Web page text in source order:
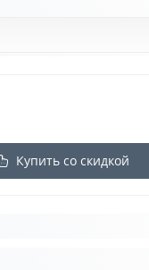
Купить со скидкой